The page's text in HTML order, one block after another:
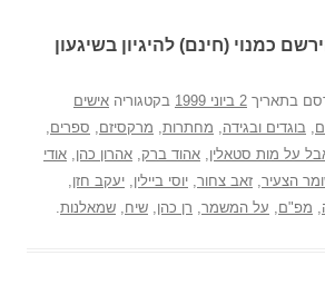
כמנוי (חינם) להיגיון בשיגעון
בתאריך 2 ביוני 1999 בקטגוריה אישים
, בוגדים ובגידה, מחתרות, מרקסיזם, ספרים,
על מות סטאלין, אהוד ברק, אהרון כהן, אודי
הצעיר, זאב צחור, יוסי ביילין, יעקב חזן,
, מפ"ם, על המשמר, רן כהן, שיח, שמאלנות.